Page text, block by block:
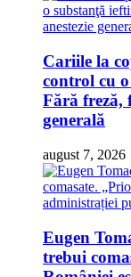
Cariile la
control cu
Fără freză,
generală
august 7, 2026
Eugen
trebui